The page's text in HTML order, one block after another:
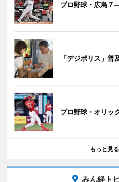
プロ野球・広島７
「デジポリス」普
プロ野球・オリッ
もっと見る
みん経ト